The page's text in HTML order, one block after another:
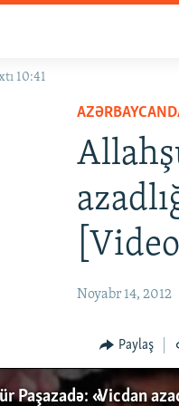
10:41
[Video]
Noyabr 14, 2012
Paylaş
Paşazadə: «Vicdan